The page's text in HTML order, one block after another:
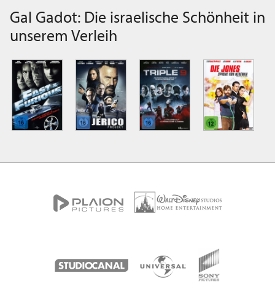
Gal Gadot: Die israelische Schönheit in
unserem Verleih